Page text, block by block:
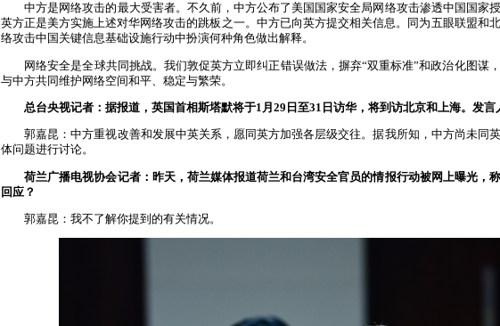
中方是网络攻击的最大受害者。不久前，中方公布了美国国家安全局网络攻击渗透中国国家
英方正是美方实施上述对华网络攻击的跳板之一。中方已向英方提交相关信息。同为五眼联盟和
络攻击中国关键信息基础设施行动中扮演何种角色做出解释。
网络安全是全球共同挑战。我们敦促英方立即纠正错误做法，摒弃“双重标准”和政治化图谋
与中方共同维护网络空间和平、稳定与繁荣。
总台央视记者：据报道，英国首相斯塔默将于1月29日至31日访华，将到访北京和上海。发言
郭嘉昆：中方重视改善和发展中英关系，愿同英方加强各层级交往。据我所知，中方尚未同
体问题进行讨论。
荷兰广播电视协会记者：昨天，荷兰媒体报道荷兰和台湾安全官员的情报行动被网上曝光，
回应？
郭嘉昆：我不了解你提到的有关情况。